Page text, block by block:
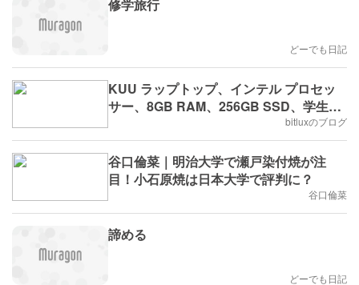
修学旅行
どーでも日記
KUU ラップトップ、インテル プロセッ
サー、8GB RAM、256GB SSD、学生ノ
ートブック、オンライン クラス ラップト
ップ、ポータブル コンピューター、
bitluxのブログ
谷口倫菜｜明治大学で瀬戸染付焼が注
目！小石原焼は日本大学で評判に？
谷口倫菜
諦める
どーでも日記